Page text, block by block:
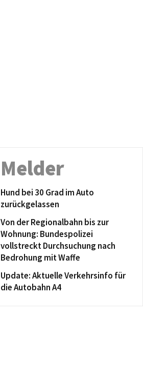
Melder
Hund bei 30 Grad im Auto
zurückgelassen
Von der Regionalbahn bis zur
Wohnung: Bundespolizei
vollstreckt Durchsuchung nach
Bedrohung mit Waffe
Update: Aktuelle Verkehrsinfo für
die Autobahn A4